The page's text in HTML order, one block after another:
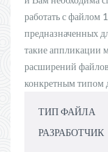
работать с файлом
предназначенных
такие аппликации
расширений
конкретным типом
ТИП ФАЙЛА
РАЗРАБОТЧИК